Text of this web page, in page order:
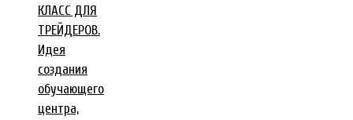
КЛАСС ДЛЯ
ТРЕЙДЕРОВ.
Идея
создания
обучающего
центра,